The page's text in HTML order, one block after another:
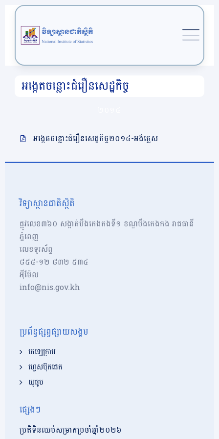
អង្កេតចន្លោះជំរឿនសេដ្ឋកិច្ច
អង្កេតចន្លោះជំរឿនសេដ្ឋកិច្ច២០១៤-អង់គ្លេស
វិទ្យាស្ថានជាតិស្ថិតិ
ផ្លូវលេខ៣៦០ សង្កាត់បឹងកេងកងទី១ ខណ្ឌបឹងកេងកង រាជធានី
ភ្នំពេញ
លេខទូរស័ព្ទ
៨៥៥-១២​​ ៨៣២ ៥៣៤
អុីម៉ែល
info@nis.gov.kh
ប្រព័ន្ធផ្សព្វផ្សាយសង្គម
តេឡេក្រាម
ហ្វេសប៊ុកផេក
យូធូប
ផ្សេងៗ
ប្រតិទិនឈប់សម្រាកប្រចាំឆ្នាំ២០២៦